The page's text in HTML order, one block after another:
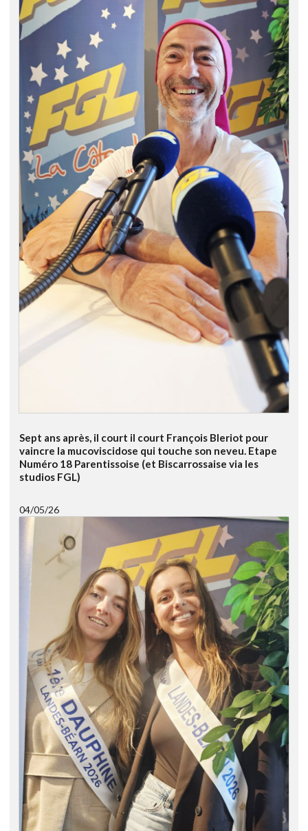
Sept ans après, il court il court François Bleriot pour
vaincre la mucoviscidose qui touche son neveu. Etape
Numéro 18 Parentissoise (et Biscarrossaise via les
studios FGL)
04/05/26